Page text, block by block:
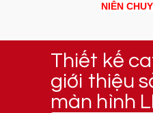
NIÊN
Thiết kế
giới thiệu
màn hình